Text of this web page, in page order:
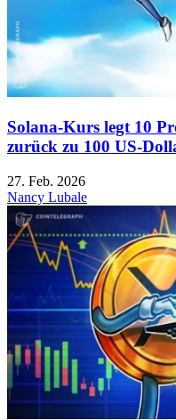
Solana-Kurs legt 10
zurück zu 100 US-
27. Feb. 2026
Nancy Lubale